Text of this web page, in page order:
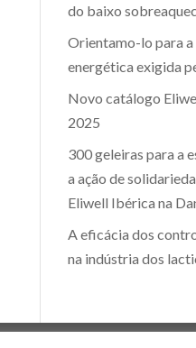
do baixo
Orientamo-lo para
energética exigida
Novo catálogo
2025
300 geleiras para a
a ação de
Eliwell Ibérica na
A eficácia dos
na indústria dos